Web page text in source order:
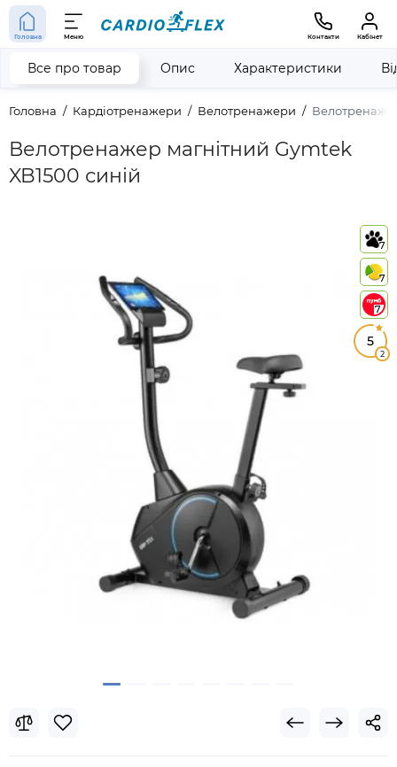
Головна Меню Контакти Кабінет
Головна Кардіотренажери Велотренажери
Велотренажер магнітний Gymtek
XB1500 синій
Все про товар Опис Характеристики
7
7
7
5
2